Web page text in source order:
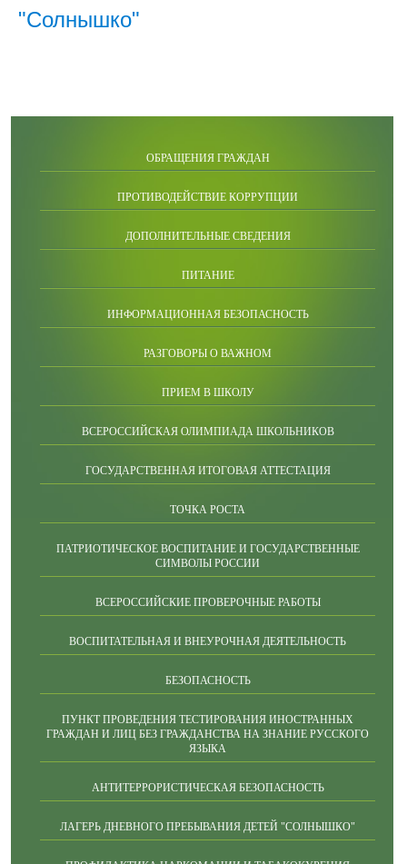
"Солнышко"
ОБРАЩЕНИЯ ГРАЖДАН
ПРОТИВОДЕЙСТВИЕ КОРРУПЦИИ
ДОПОЛНИТЕЛЬНЫЕ СВЕДЕНИЯ
ПИТАНИЕ
ИНФОРМАЦИОННАЯ БЕЗОПАСНОСТЬ
РАЗГОВОРЫ О ВАЖНОМ
ПРИЕМ В ШКОЛУ
ВСЕРОССИЙСКАЯ ОЛИМПИАДА ШКОЛЬНИКОВ
ГОСУДАРСТВЕННАЯ ИТОГОВАЯ АТТЕСТАЦИЯ
ТОЧКА РОСТА
ПАТРИОТИЧЕСКОЕ ВОСПИТАНИЕ И ГОСУДАРСТВЕННЫЕ
СИМВОЛЫ РОССИИ
ВСЕРОССИЙСКИЕ ПРОВЕРОЧНЫЕ РАБОТЫ
ВОСПИТАТЕЛЬНАЯ И ВНЕУРОЧНАЯ ДЕЯТЕЛЬНОСТЬ
БЕЗОПАСНОСТЬ
ПУНКТ ПРОВЕДЕНИЯ ТЕСТИРОВАНИЯ ИНОСТРАННЫХ
ГРАЖДАН И ЛИЦ БЕЗ ГРАЖДАНСТВА НА ЗНАНИЕ РУССКОГО
ЯЗЫКА
АНТИТЕРРОРИСТИЧЕСКАЯ БЕЗОПАСНОСТЬ
ЛАГЕРЬ ДНЕВНОГО ПРЕБЫВАНИЯ ДЕТЕЙ "СОЛНЫШКО"